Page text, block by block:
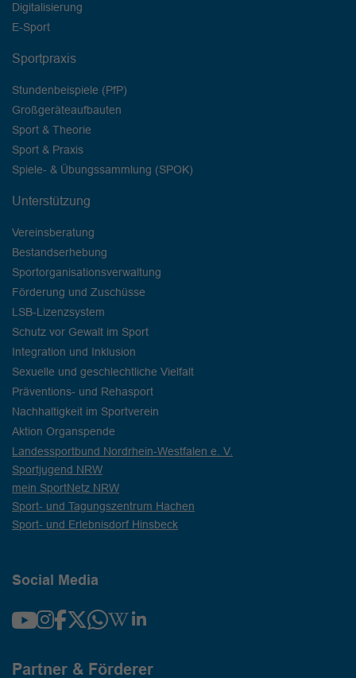
Digitalisierung
E-Sport
Sportpraxis
Stundenbeispiele (PfP)
Großgeräteaufbauten
Sport & Theorie
Sport & Praxis
Spiele- & Übungssammlung (SPOK)
Unterstützung
Vereinsberatung
Bestandserhebung
Sportorganisationsverwaltung
Förderung und Zuschüsse
LSB-Lizenzsystem
Schutz vor Gewalt im Sport
Integration und Inklusion
Sexuelle und geschlechtliche Vielfalt
Präventions- und Rehasport
Nachhaltigkeit im Sportverein
Aktion Organspende
Landessportbund Nordrhein-Westfalen e. V.
Sportjugend NRW
mein SportNetz NRW
Sport- und Tagungszentrum Hachen
Sport- und Erlebnisdorf Hinsbeck
Social Media
Partner & Förderer